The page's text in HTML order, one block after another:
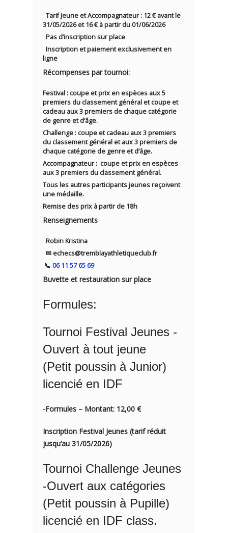
Tarif Jeune et Accompagnateur : 12 € avant le
31/05/2026 et 16 € à partir du 01/06/2026
Pas d’inscription sur place
Inscription et paiement exclusivement en
ligne
Récompenses par tournoi:
Festival : coupe et prix en espèces aux 5
premiers du classement général et coupe et
cadeau aux 3 premiers de chaque catégorie
de genre et d’âge.
Challenge : coupe et cadeau aux 3 premiers
du classement général et aux 3 premiers de
chaque catégorie de genre et d’âge.
Accompagnateur : coupe et prix en espèces
aux 3 premiers du classement général.
Tous les autres participants jeunes reçoivent
une médaille.
Remise des prix à partir de 18h
Renseignements
Robin Kristina
✉︎ echecs@tremblayathletiqueclub.fr
📞 06 11 57 65 69
Buvette et restauration sur place
Formules:
Tournoi Festival Jeunes -
Ouvert à tout jeune
(Petit poussin à Junior)
licencié en IDF
-Formules – Montant: 12,00 €
Inscription Festival Jeunes (tarif réduit
jusqu’au 31/05/2026)
Tournoi Challenge Jeunes
-Ouvert aux catégories
(Petit poussin à Pupille)
licencié en IDF class.